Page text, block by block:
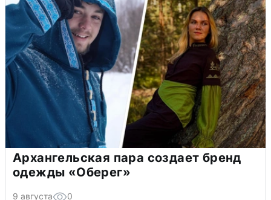
Архангельская пара создает бренд
одежды «Оберег»
9 августа 0